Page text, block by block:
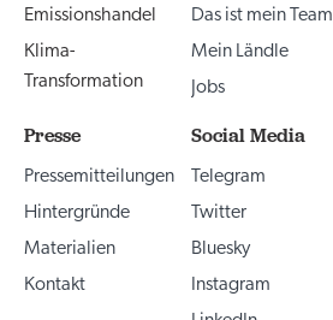
Emissionshandel
Klima-
Transformation
Das ist mein Team
Mein Ländle
Jobs
Presse
Pressemitteilungen
Hintergründe
Materialien
Kontakt
Social Media
Telegram
Twitter
Bluesky
Instagram